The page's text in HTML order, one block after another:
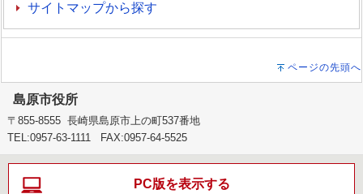
サイトマップから探す
ページの先頭へ
島原市役所
〒855-8555 長崎県島原市上の町537番地
TEL:0957-63-1111 FAX:0957-64-5525
PC版を表示する